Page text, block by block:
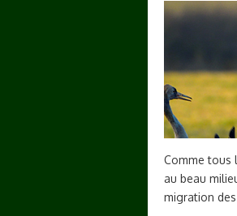
Comme tous
au beau
migration